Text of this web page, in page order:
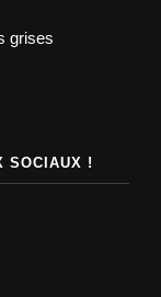
grises
SOCIAUX !